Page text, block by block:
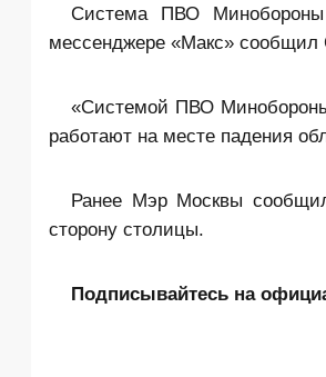
Система ПВО
мессенджере «Макс» сообщил
«Системой ПВО
работают на месте падения
Ранее Мэр Москвы
сторону столицы.
Подписывайтесь на